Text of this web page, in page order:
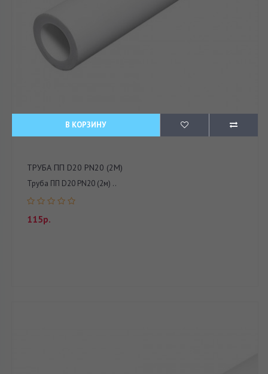
В КОРЗИНУ
ТРУБА ПП D20 PN20 (2М)
Труба ПП D20 PN20 (2м) ..
115р.